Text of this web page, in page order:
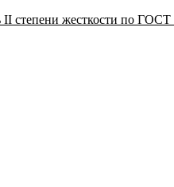
II степени жесткости по ГОСТ